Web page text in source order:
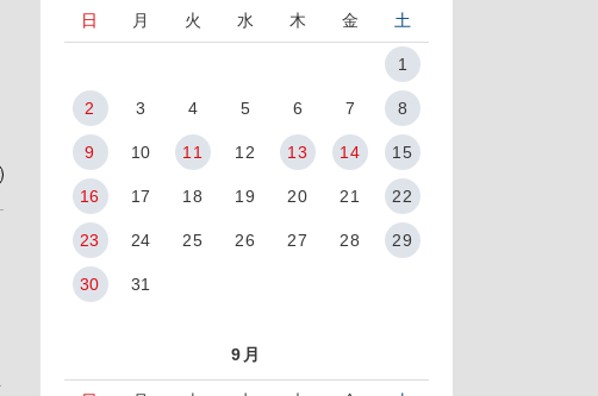
日 月 火 水 木 金 土
1
2 3 4 5 6 7 8
9 10 11 12 13 14 15
16 17 18 19 20 21 22
23 24 25 26 27 28 29
30 31
9月